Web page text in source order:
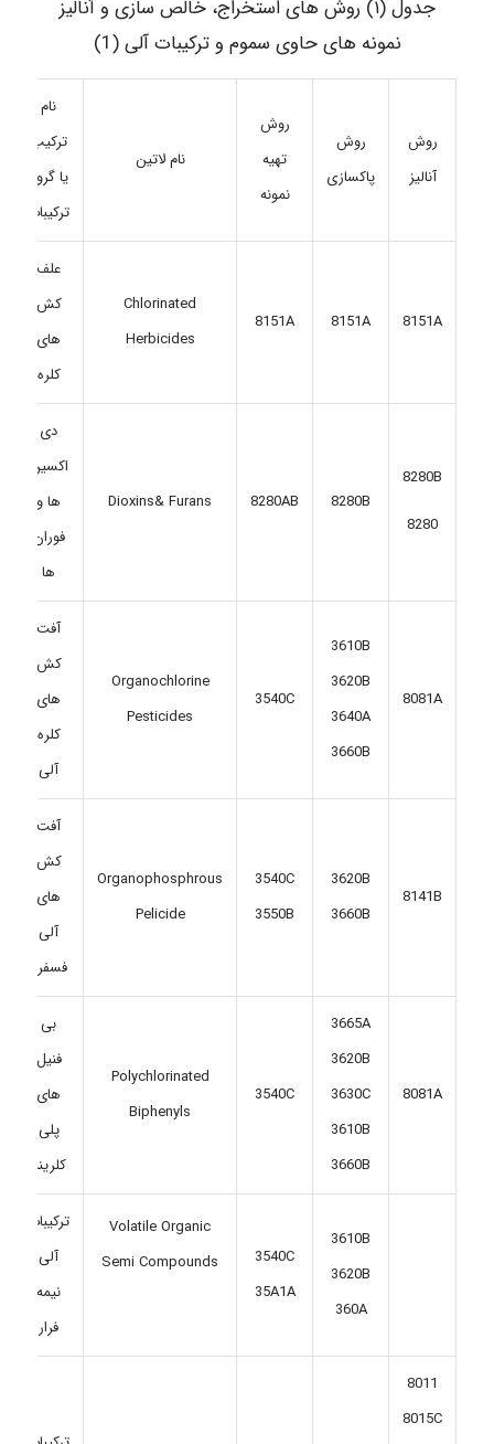
جدول (۱) روش های استخراج، خالص سازی و آنالیز
نمونه های حاوی سموم و ترکیبات آلی (1)
روش
آنالیز
روش
پاکسازی
روش
تهیه
نمونه
نام لاتین
نام
ترکیب
یا گروه
ترکیبات
8151A
8151A
8151A
Chlorinated
Herbicides
علف
کش
های
کلره
8280B
8280
8280B
8280AB
Dioxins& Furans
دی
اکسین
ها و
فوران
ها
8081A
3610B
3620B
3640A
3660B
3540C
Organochlorine
Pesticides
آفت
کش
های
کلره
آلی
8141B
3620B
3660B
3540C
3550B
Organophosphrous
Pelicide
آفت
کش
های
آلی
فسفره
8081A
3665A
3620B
3630C
3610B
3660B
3540C
Polychlorinated
Biphenyls
بی
فنیل
های
پلی
کلرینه
3610B
3620B
360A
3540C
35A1A
Volatile Organic
Semi Compounds
ترکیبات
آلی
نیمه
فرار
8011
8015C